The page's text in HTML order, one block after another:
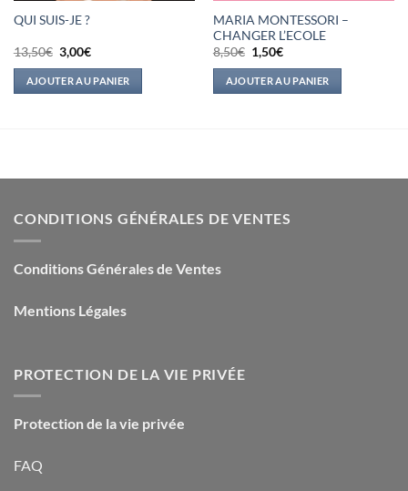
QUI SUIS-JE ?
13,50€ Le
prix
initial
était :
13,50€.
3,00€Le
actuel
est :
3,00€.
AJOUTER AU PANIER
MARIA MONTESSORI –
CHANGER L’ECOLE
8,50€ Le
prix
initial
était :
8,50€.
1,50€Le
actuel
est :
1,50€.
AJOUTER AU PANIER
CONDITIONS GÉNÉRALES DE VENTES
Conditions Générales de Ventes
Mentions Légales
PROTECTION DE LA VIE PRIVÉE
Protection de la vie privée
FAQ